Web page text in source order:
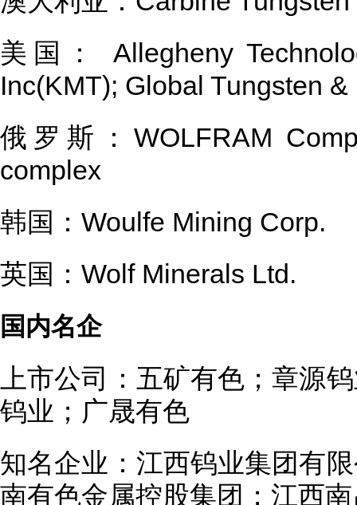
美国： Allegheny
Inc(KMT); Global Tungsten
俄罗斯：WOLFRAM
complex
韩国：Woulfe Mining Corp.
英国：Wolf Minerals Ltd.
国内名企
上市公司：五矿有色；章源
钨业；广晟有色
知名企业：江西钨业集团有
南有色金属控股集团；江西